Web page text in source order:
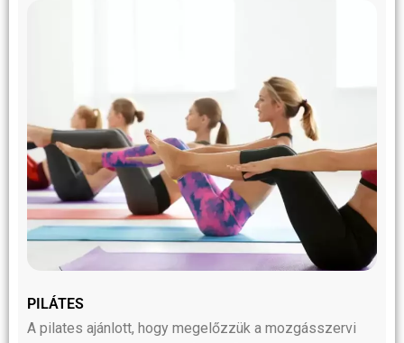
PILÁTES
A pilates ajánlott, hogy megelőzzük a mozgásszervi